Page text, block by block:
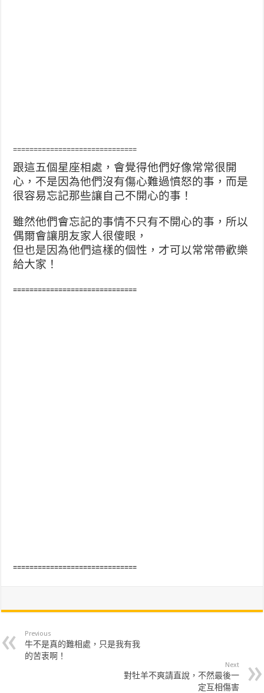
==============================
跟這五個星座相處，會覺得他們好像常常很開
心，不是因為他們沒有傷心難過憤怒的事，而是
很容易忘記那些讓自己不開心的事！
雖然他們會忘記的事情不只有不開心的事，所以
偶爾會讓朋友家人很傻眼，
但也是因為他們這樣的個性，才可以常常帶歡樂
給大家！
==============================
==============================
Previous
牛不是真的難相處，只是我有我
的苦衷啊！
Next
對牡羊不爽請直說，不然最後一
定互相傷害